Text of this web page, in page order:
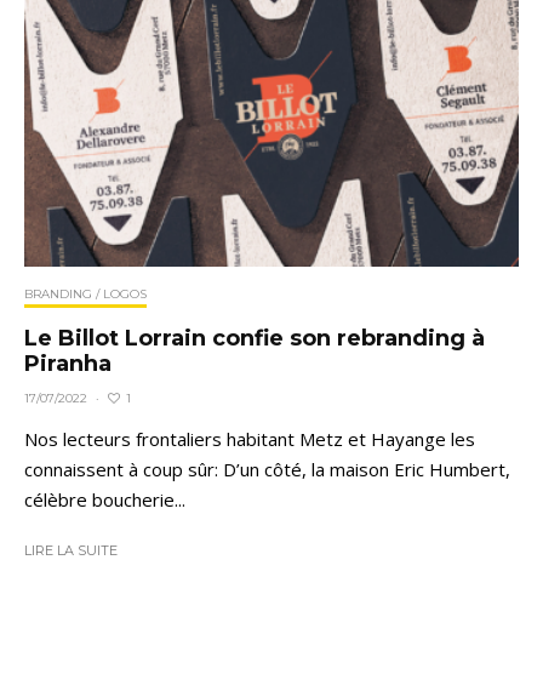
BRANDING / LOGOS
Le Billot Lorrain confie son rebranding à
Piranha
17/07/2022 · 1
Nos lecteurs frontaliers habitant Metz et Hayange les
connaissent à coup sûr: D’un côté, la maison Eric Humbert,
célèbre boucherie...
LIRE LA SUITE